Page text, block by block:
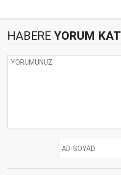
HABERE YORUM KAT